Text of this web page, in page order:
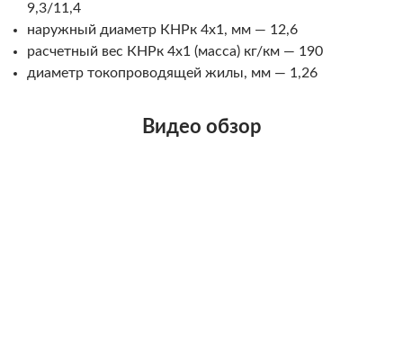
9,3/11,4
наружный диаметр КНРк 4х1, мм — 12,6
расчетный вес КНРк 4х1 (масса) кг/км — 190
диаметр токопроводящей жилы, мм — 1,26
Видео обзор